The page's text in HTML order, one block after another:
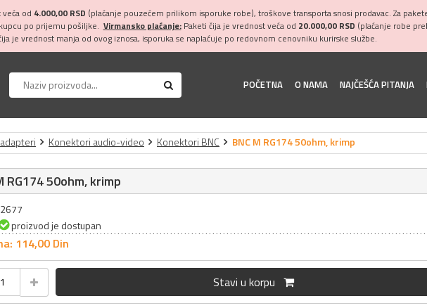
od 4.000,00 RSD (plaćanje pouzećem prilikom isporuke robe), troškove transporta snosi prodavac. Za
po prijemu pošiljke. Virmansko plaćanje:Paketi čija je vrednost veća od 20.000,00 RSD (plaćanje robe
je vrednost manja od ovog iznosa, isporuka se naplaćuje po redovnom cenovniku kurirske službe.
POČETNA O NAMA NAJČEŠĆA PITANJA
Konektori audio-video Konektori BNC BNC M RG174 50ohm, krimp
RG174 50ohm, krimp
proizvod je dostupan
114,00 Din
Stavi u korpu